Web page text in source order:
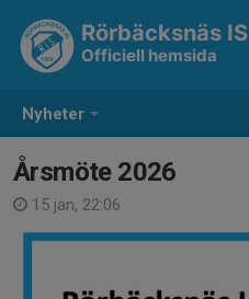
Nyheter
Rörbäcksnäs IS
Officiell hemsida
Årsmöte 2026
15 jan, 22:06